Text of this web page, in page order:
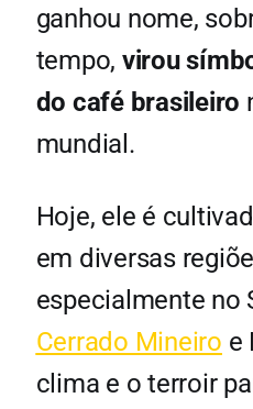
ganhou nome,
tempo, virou
do café brasileiro
mundial.
Hoje, ele é
em diversas
especialmente no
Cerrado Mineiro e
clima e o terroir